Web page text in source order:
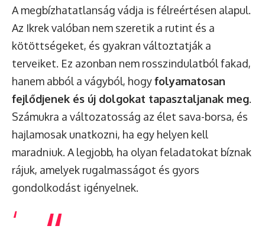
A megbízhatatlanság vádja is félreértésen alapul.
Az Ikrek valóban nem szeretik a rutint és a
kötöttségeket, és gyakran változtatják a
terveiket. Ez azonban nem rosszindulatból fakad,
hanem abból a vágyból, hogyfolyamatosan
fejlődjenek és új dolgokat tapasztaljanak meg.
Számukra a változatosság az élet sava-borsa, és
hajlamosak unatkozni, ha egy helyen kell
maradniuk. A legjobb, ha olyan feladatokat bíznak
rájuk, amelyek rugalmasságot és gyors
gondolkodást igényelnek.